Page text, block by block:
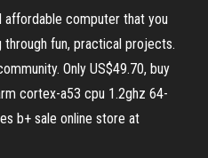
affordable computer that you
fun, practical projects.
Only US$49.70, buy
cortex-a53 cpu 1.2ghz 64-
b+ sale online store at